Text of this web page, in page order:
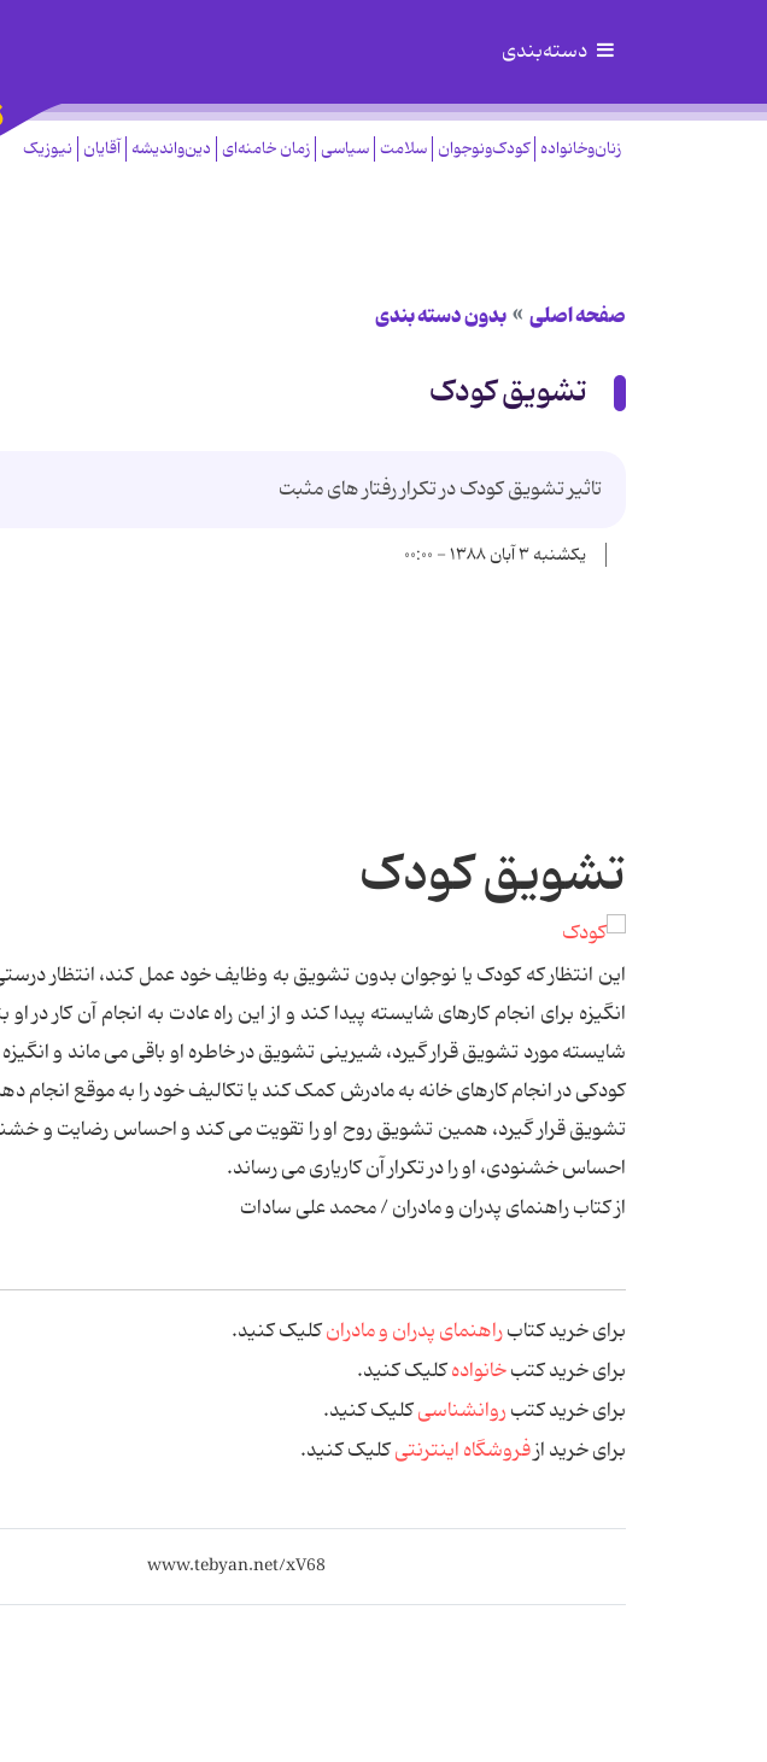
دسته‌بندی
زنان‌وخانواده کودک‌ونوجوان سلامت سیاسی زمان خامنه‌ای دین‌واندیشه آقایان نیوزیک
صفحه اصلی بدون دسته بندی
تشویق کودک
تاثیر تشویق کودک در تکرار رفتار های مثبت
یکشنبه ۳ آبان ۱۳۸۸ - ۰۰:۰۰
تشویق کودک
این انتظار که کودک یا نوجوان بدون تشویق به وظایف خود عمل کند، انتظار
انگیزه برای انجام کارهای شایسته پیدا کند و از این راه عادت به انجام آن کار در
شایسته مورد تشویق قرار گیرد، شیرینی تشویق در خاطره او باقی می ماند و انگیزه
کودکی در انجام کارهای خانه به مادرش کمک کند یا تکالیف خود را به موقع انجام
تشویق قرار گیرد، همین تشویق روح او را تقویت می کند و احساس رضایت و
احساس خشنودی، او را در تکرار آن کاریاری می رساند.
از کتابراهنمای پدران و مادران/محمد علی سادات
برای خرید کتابراهنمای پدران و مادرانکلیک کنید.
برای خرید کتبخانوادهکلیک کنید.
برای خرید کتبروانشناسیکلیک کنید.
برای خرید ازفروشگاه اینترنتیکلیک کنید.